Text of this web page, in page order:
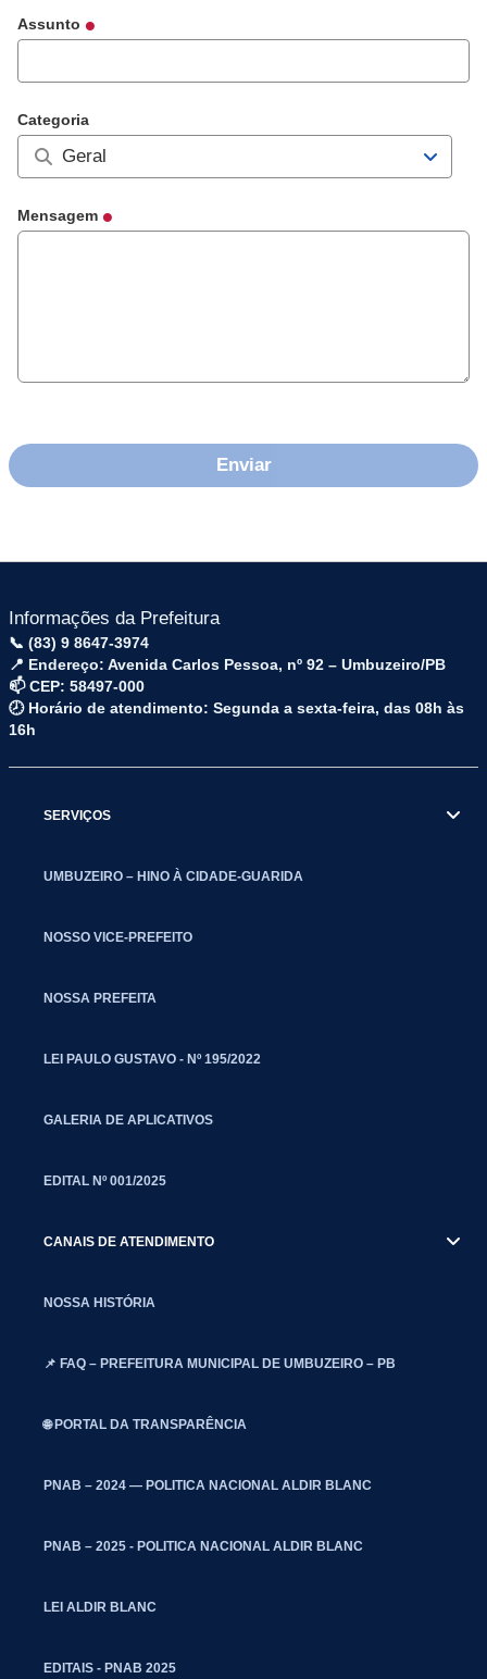
Assunto
Categoria
Exibir
Mensagem
Informações da Prefeitura
📞 (83) 9 8647-3974
📍 Endereço: Avenida Carlos Pessoa, nº 92 – Umbuzeiro/PB
📫 CEP: 58497-000
🕗 Horário de atendimento: Segunda a sexta-feira, das 08h às
16h
SERVIÇOS
UMBUZEIRO – HINO À CIDADE-GUARIDA
NOSSO VICE-PREFEITO
NOSSA PREFEITA
LEI PAULO GUSTAVO - Nº 195/2022
GALERIA DE APLICATIVOS
EDITAL Nº 001/2025
CANAIS DE ATENDIMENTO
NOSSA HISTÓRIA
📌 FAQ – PREFEITURA MUNICIPAL DE UMBUZEIRO – PB
🌐 PORTAL DA TRANSPARÊNCIA
PNAB – 2024 — POLITICA NACIONAL ALDIR BLANC
PNAB – 2025 - POLITICA NACIONAL ALDIR BLANC
LEI ALDIR BLANC
EDITAIS - PNAB 2025